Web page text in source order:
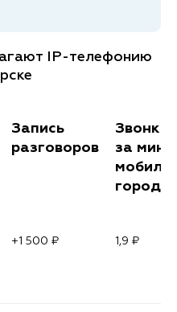
IP-телефонию
Запись
разговоров
Звонки
за мин.)
+1 500 ₽ 1,9 ₽